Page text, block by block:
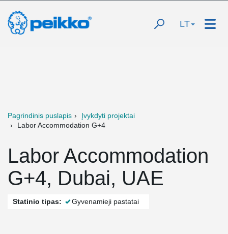
LT
Pagrindinis puslapis
Įvykdyti projektai
Labor Accommodation G+4
Labor Accommodation
G+4, Dubai, UAE
Statinio tipas: Gyvenamieji pastatai